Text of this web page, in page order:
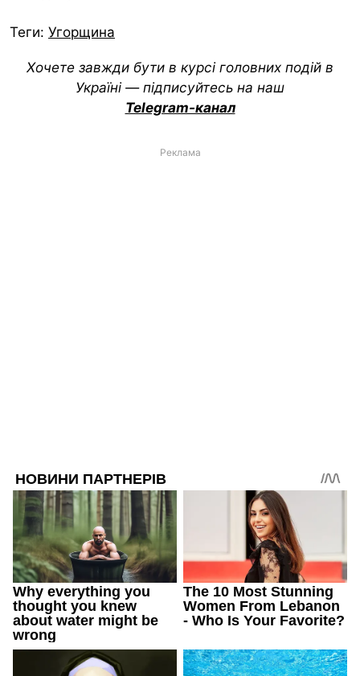
Теги: Угорщина
Хочете завжди бути в курсі головних подій в
Україні — підписуйтесь на наш
Telegram-канал
Реклама